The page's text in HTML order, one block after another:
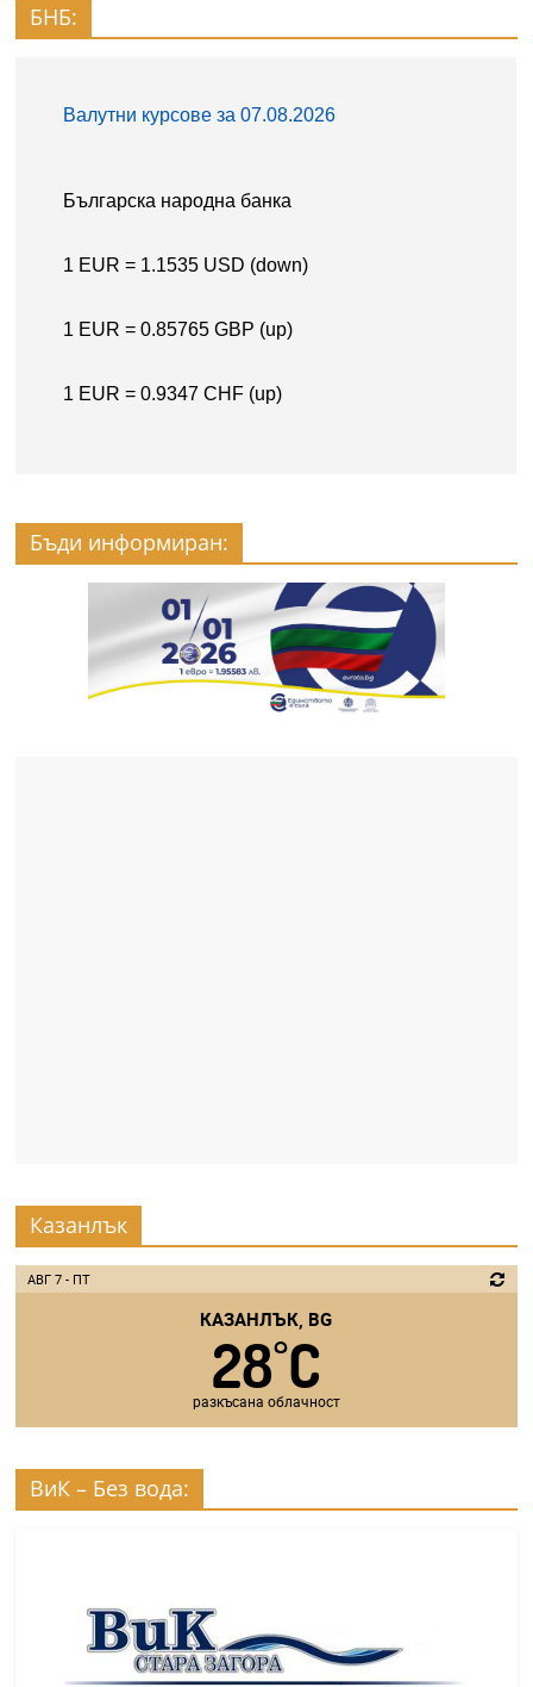
БНБ:
Бъди информиран:
Казанлък
АВГ 7 - ПТ
КАЗАНЛЪК, BG
28°C
разкъсана облачност
ВиК – Без вода: